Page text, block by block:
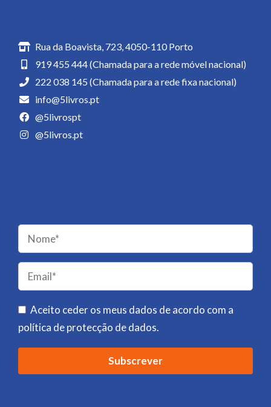
Rua da Boavista, 723, 4050-110 Porto
919 455 444 (Chamada para a rede móvel nacional)
222 038 145 (Chamada para a rede fixa nacional)
info@5livros.pt
@5livrospt
@5livros.pt
Please
leave
this
field
empty.
Aceito ceder os meus dados de acordo com a
política de protecção de dados.